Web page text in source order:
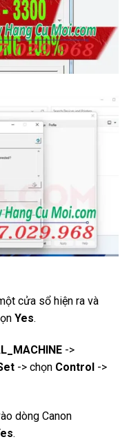
cửa sổ hiện ra và
Yes.
->
-> chọn Control ->
dòng Canon
.